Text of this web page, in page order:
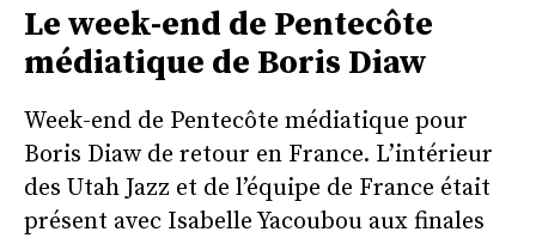
Le week-end de Pentecôte
médiatique de Boris Diaw
Week-end de Pentecôte médiatique pour
Boris Diaw de retour en France. L’intérieur
des Utah Jazz et de l’équipe de France était
présent avec Isabelle Yacoubou aux finales